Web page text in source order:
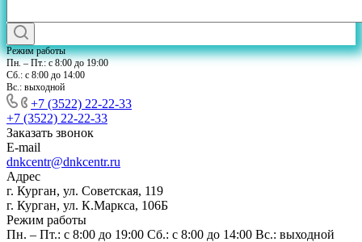
Режим работы
Пн. – Пт.: с 8:00 до 19:00
Сб.: с 8:00 до 14:00
Вс.: выходной
+7 (3522) 22-22-33
+7 (3522) 22-22-33
Заказать звонок
E-mail
dnkcentr@dnkcentr.ru
Адрес
г. Курган, ул. Советская, 119
г. Курган, ул. К.Маркса, 106Б
Режим работы
Пн. – Пт.: с 8:00 до 19:00 Сб.: с 8:00 до 14:00 Вс.: выходной